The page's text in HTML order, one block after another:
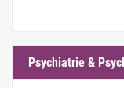
Psychiatrie &